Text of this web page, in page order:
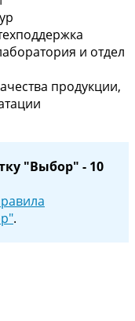
и отдел
продукции,
"Выбор" - 10
.